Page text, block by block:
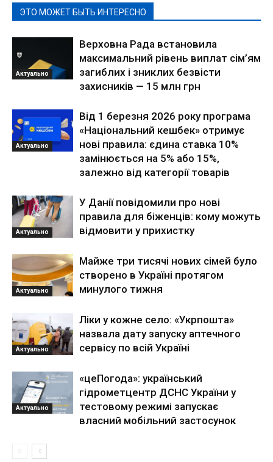
ЭТО МОЖЕТ БЫТЬ ИНТЕРЕСНО
Актуально
Верховна Рада встановила
максимальний рівень виплат сім’ям
загиблих і зниклих безвісти
захисників — 15 млн грн
Актуально
Від 1 березня 2026 року програма
«Національний кешбек» отримує
нові правила: єдина ставка 10%
замінюється на 5% або 15%,
залежно від категорії товарів
Актуально
У Данії повідомили про нові
правила для біженців: кому можуть
відмовити у прихистку
Актуально
Майже три тисячі нових сімей було
створено в Україні протягом
минулого тижня
Актуально
Ліки у кожне село: «Укрпошта»
назвала дату запуску аптечного
сервісу по всій Україні
Актуально
«цеПогода»: український
гідрометцентр ДСНС України у
тестовому режимі запускає
власний мобільний застосунок